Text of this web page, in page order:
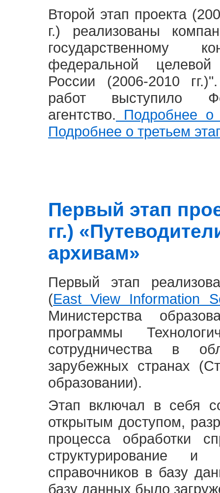
Второй этап проекта
г.) реализованы
государственному
федеральной
России (2006-2010
работ выступило
агентство. Подробнее о
Подробнее о третьем
Первый этап
гг.)
архивам»
Первый этап
(East View Information
Министерства
программы
сотрудничества в
зарубежных странах
образовании).
Этап включал в себя
открытым доступом,
процесса обработки
структурирование и
справочников в базу
базу данных было